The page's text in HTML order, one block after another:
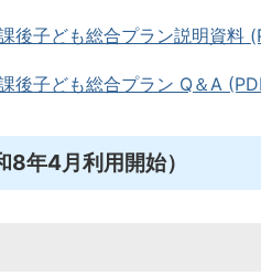
後子ども総合プラン説明資料
後子ども総合プラン Q＆A
8年4月利用開始）